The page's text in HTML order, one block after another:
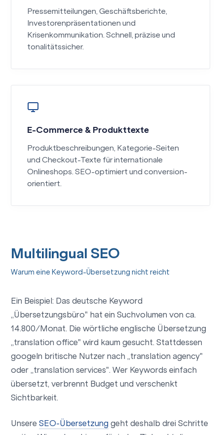
Pressemitteilungen, Geschäftsberichte,
Investorenpräsentationen und
Krisenkommunikation. Schnell, präzise und
tonalitätssicher.
E-Commerce & Produkttexte
Produktbeschreibungen, Kategorie-Seiten
und Checkout-Texte für internationale
Onlineshops. SEO-optimiert und conversion-
orientiert.
Multilingual SEO
Warum eine Keyword-Übersetzung nicht reicht
Ein Beispiel: Das deutsche Keyword
„Übersetzungsbüro" hat ein Suchvolumen von ca.
14.800/Monat. Die wörtliche englische Übersetzung
„translation office" wird kaum gesucht. Stattdessen
googeln britische Nutzer nach „translation agency"
oder „translation services". Wer Keywords einfach
übersetzt, verbrennt Budget und verschenkt
Sichtbarkeit.
UnsereSEO-Übersetzung geht deshalb drei Schritte